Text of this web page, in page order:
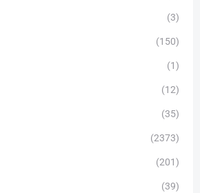
(3)
(150)
(1)
(12)
(35)
(2373)
(201)
(39)